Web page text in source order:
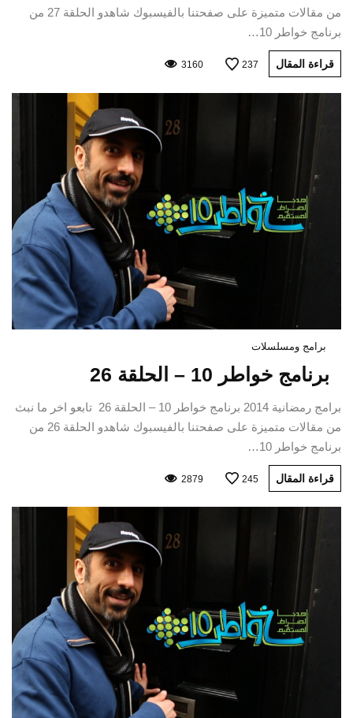
من مقالات متميزة على صفحتنا بالفيسبوك شاهدو الحلقة 27 من
برنامج خواطر 10…
قراءة المقال 237
3160
برامج ومسلسلات
برنامج خواطر 10 – الحلقة 26
برامج رمضانية 2014 برنامج خواطر 10 – الحلقة 26 تابعو اخر ما نبث
من مقالات متميزة على صفحتنا بالفيسبوك شاهدو الحلقة 26 من
برنامج خواطر 10…
قراءة المقال 245
2879